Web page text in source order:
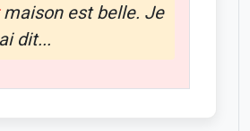
est belle. Je
dit...